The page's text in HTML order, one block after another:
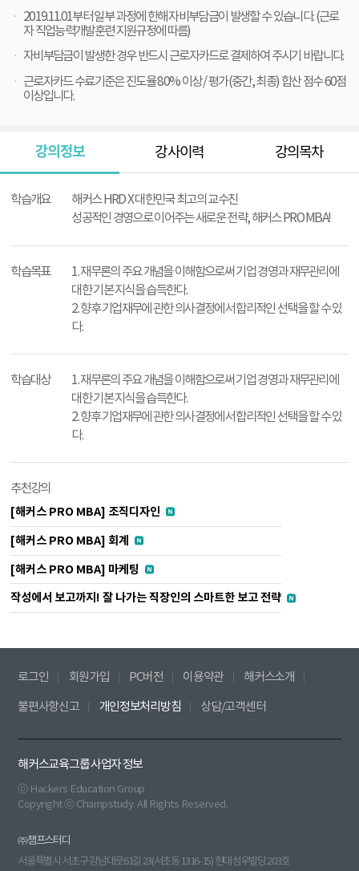
2019.11.01부터 일부 과정에 한해 자비부담금이 발생할 수 있습니다. (근로
자 직업능력개발훈련 지원규정에 따름)
자비부담금이 발생한 경우 반드시 근로자카드로 결제하여 주시기 바랍니다.
근로자카드 수료기준은 진도율 80% 이상 / 평가(중간, 최종) 합산 점수 60점
이상입니다.
강의정보 강사이력 강의목차
학습개요
해커스 HRD X 대한민국 최고의 교수진
성공적인 경영으로 이어주는 새로운 전략, 해커스 PRO MBA!
학습목표
1. 재무론의 주요 개념을 이해함으로써 기업 경영과 재무관리에
대한 기본 지식을 습득한다.
2. 향후 기업재무에 관한 의사결정에서 합리적인 선택을 할 수 있
다.
학습대상
1. 재무론의 주요 개념을 이해함으로써 기업 경영과 재무관리에
대한 기본 지식을 습득한다.
2. 향후 기업재무에 관한 의사결정에서 합리적인 선택을 할 수 있
다.
추천강의
[해커스 PRO MBA] 조직디자인
[해커스 PRO MBA] 회계
[해커스 PRO MBA] 마케팅
작성에서 보고까지! 잘 나가는 직장인의 스마트한 보고 전략
로그인 회원가입 PC버전 이용약관 해커스소개
불편사항신고 개인정보처리방침 상담/고객센터
해커스교육그룹 사업자 정보
ⓒ Hackers Education Group
Copyright ⓒ Champstudy. All Rights Reserved.
㈜챔프스터디
서울특별시 서초구 강남대로61길 23(서초동 1316-15) 현대성우빌딩 203호